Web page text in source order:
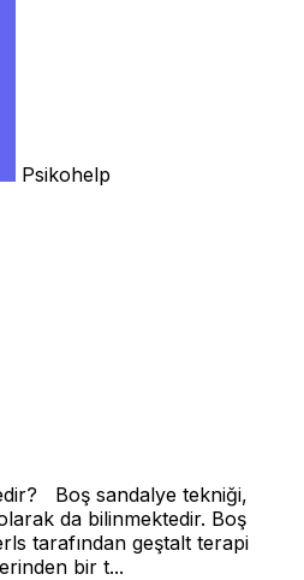
Psikohelp
Boş sandalye tekniği,
da bilinmektedir. Boş
tarafından geştalt terapi
bir t...